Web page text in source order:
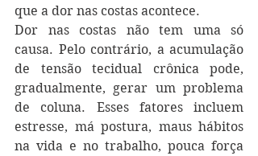
que a dor nas costas acontece.
Dor nas costas não tem uma só
causa. Pelo contrário, a acumulação
de tensão tecidual crônica pode,
gradualmente, gerar um problema
de coluna. Esses fatores incluem
estresse, má postura, maus hábitos
na vida e no trabalho, pouca força